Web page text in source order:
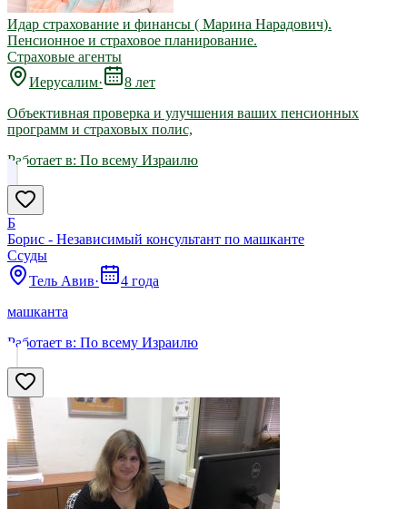
Идар страхование и финансы ( Марина Нарадович).
Пенсионное и страховое планирование.
Страховые агенты
Иерусалим·
8 лет
Объективная проверка и улучшения ваших пенсионных
программ и страховых полис,
Работает в: По всему Израилю
Б
Борис - Независимый консультант по машканте
Ссуды
Тель Авив·
4 года
машканта
Работает в: По всему Израилю